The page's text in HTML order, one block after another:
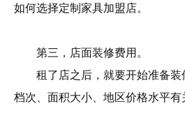
如何选择定制家具加盟店。
第三，店面装修费用。
租了店之后，就要开始准备
档次、面积大小、地区价格水平